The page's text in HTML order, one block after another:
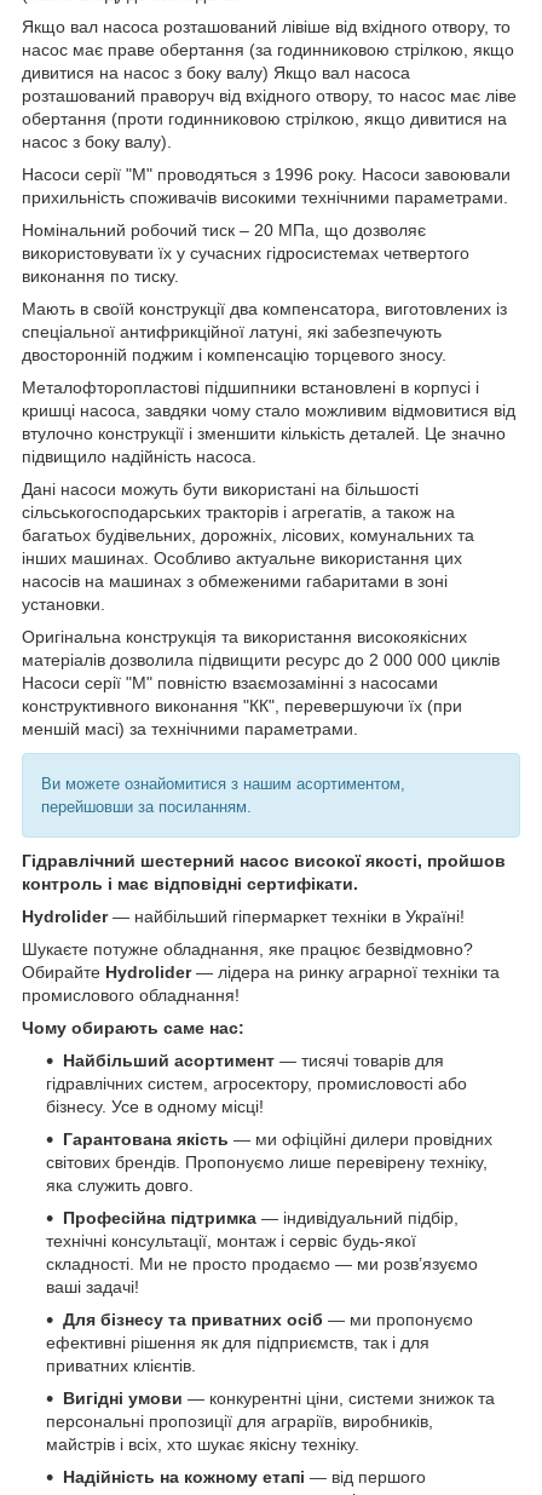
Якщо вал насоса розташований лівіше від вхідного отвору, то
насос має праве обертання (за годинниковою стрілкою, якщо
дивитися на насос з боку валу) Якщо вал насоса
розташований праворуч від вхідного отвору, то насос має ліве
обертання (проти годинниковою стрілкою, якщо дивитися на
насос з боку валу).
Насоси серії "M" проводяться з 1996 року. Насоси завоювали
прихильність споживачів високими технічними параметрами.
Номінальний робочий тиск – 20 МПа, що дозволяє
використовувати їх у сучасних гідросистемах четвертого
виконання по тиску.
Мають в своїй конструкції два компенсатора, виготовлених із
спеціальної антифрикційної латуні, які забезпечують
двосторонній поджим і компенсацію торцевого зносу.
Металофторопластові підшипники встановлені в корпусі і
кришці насоса, завдяки чому стало можливим відмовитися від
втулочно конструкції і зменшити кількість деталей. Це значно
підвищило надійність насоса.
Дані насоси можуть бути використані на більшості
сільськогосподарських тракторів і агрегатів, а також на
багатьох будівельних, дорожніх, лісових, комунальних та
інших машинах. Особливо актуальне використання цих
насосів на машинах з обмеженими габаритами в зоні
установки.
Оригінальна конструкція та використання високоякісних
матеріалів дозволила підвищити ресурс до 2 000 000 циклів
Насоси серії "M" повністю взаємозамінні з насосами
конструктивного виконання "КК", перевершуючи їх (при
меншій масі) за технічними параметрами.
Ви можете ознайомитися з нашим асортиментом,
перейшовши за посиланням.
Гідравлічний шестерний насос високої якості, пройшов
контроль і має відповідні сертифікати.
Hydrolider— найбільший гіпермаркет техніки в Україні!
Шукаєте потужне обладнання, яке працює безвідмовно?
Обирайте Hydrolider— лідера на ринку аграрної техніки та
промислового обладнання!
Чому обирають саме нас:
Найбільший асортимент — тисячі товарів для
гідравлічних систем, агросектору, промисловості або
бізнесу. Усе в одному місці!
Гарантована якість — ми офіційні дилери провідних
світових брендів. Пропонуємо лише перевірену техніку,
яка служить довго.
Професійна підтримка — індивідуальний підбір,
технічні консультації, монтаж і сервіс будь-якої
складності. Ми не просто продаємо — ми розв’язуємо
ваші задачі!
Для бізнесу та приватних осіб — ми пропонуємо
ефективні рішення як для підприємств, так і для
приватних клієнтів.
Вигідні умови — конкурентні ціни, системи знижок та
персональні пропозиції для аграріїв, виробників,
майстрів і всіх, хто шукає якісну техніку.
Надійність на кожному етапі — від першого